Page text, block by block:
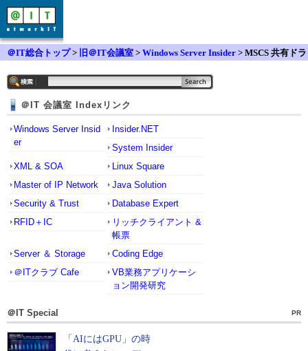
＠IT総合トップ> 旧＠IT会議室 > Windows Server Insider > MSCS 共有ドラ
＠IT 会議室 Indexリンク
Windows Server Insid
er
Insider.NET
System Insider
XML & SOA
Linux Square
Master of IP Network
Java Solution
Security & Trust
Database Expert
RFID＋IC
リッチクライアント &
帳票
Server ＆ Storage
Coding Edge
＠ITクラブ Cafe
VB業務アプリケーシ
ョン開発研究
＠IT Special PR